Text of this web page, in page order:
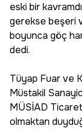
eski bir
gerekse beşeri
boyunca göç
dedi.
Tüyap Fuar ve
Müstakil
MÜSİAD
olmaktan